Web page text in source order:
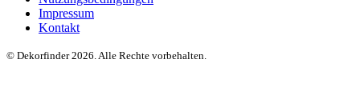
Impressum
Kontakt
© Dekorfinder 2026. Alle Rechte vorbehalten.